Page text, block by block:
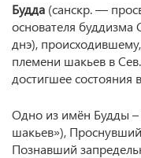
Будда (санскр. —
основателя буддизма
днэ),
племени шакьев в
достигшее состояния
Одно из имён Будды
шакьев»),
Познавший